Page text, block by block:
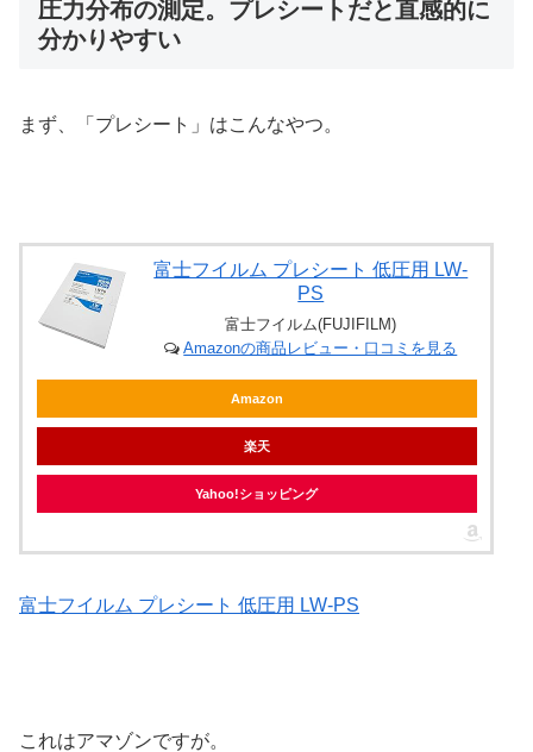
圧力分布の測定。プレシートだと直感的に
分かりやすい
まず、「プレシート」はこんなやつ。
富士フイルム プレシート 低圧用 LW-
PS
富士フイルム(FUJIFILM)
Amazonの商品レビュー・口コミを見る
Amazon
楽天
Yahoo!ショッピング
富士フイルム プレシート 低圧用 LW-PS
これはアマゾンですが。